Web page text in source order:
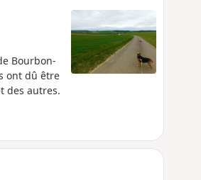
Bourbon-
ont dû être
des autres.